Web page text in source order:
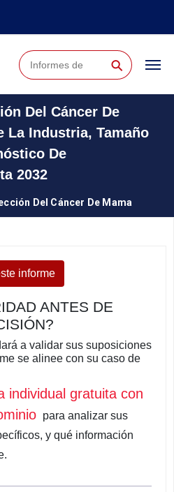
⚲
Del Cáncer De
La Industria, Tamaño
De
2032
Del Cáncer De Mama
informe
ANTES DE
a validar sus suposiciones
se alinee con su caso de
individual gratuita con
para analizar sus
y qué información